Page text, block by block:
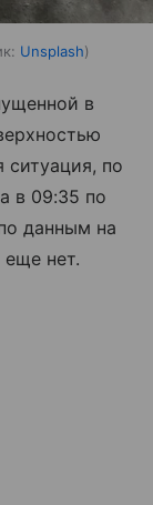
Unsplash
в
ситуация, по
в 09:35 по
данным на
еще нет.